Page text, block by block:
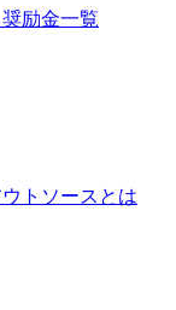
励金一覧
トソースとは